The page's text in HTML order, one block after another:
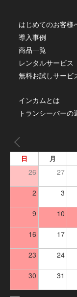
はじめてのお客様
導入事例
商品一覧
レンタルサービス
無料お試しサービ
インカムとは
トランシーバーの
日 月
26 27
2 3
9 10
16 17
23 24
30 31